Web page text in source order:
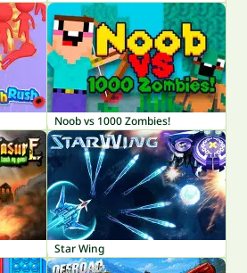
Noob vs 1000 Zombies!
Star Wing